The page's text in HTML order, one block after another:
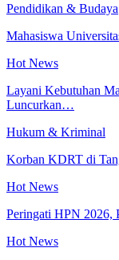
Pendidikan & Budaya
Mahasiswa
Hot News
Layani Kebutuhan
Luncurkan…
Hukum & Kriminal
Korban KDRT di
Hot News
Peringati HPN 2026,
Hot News